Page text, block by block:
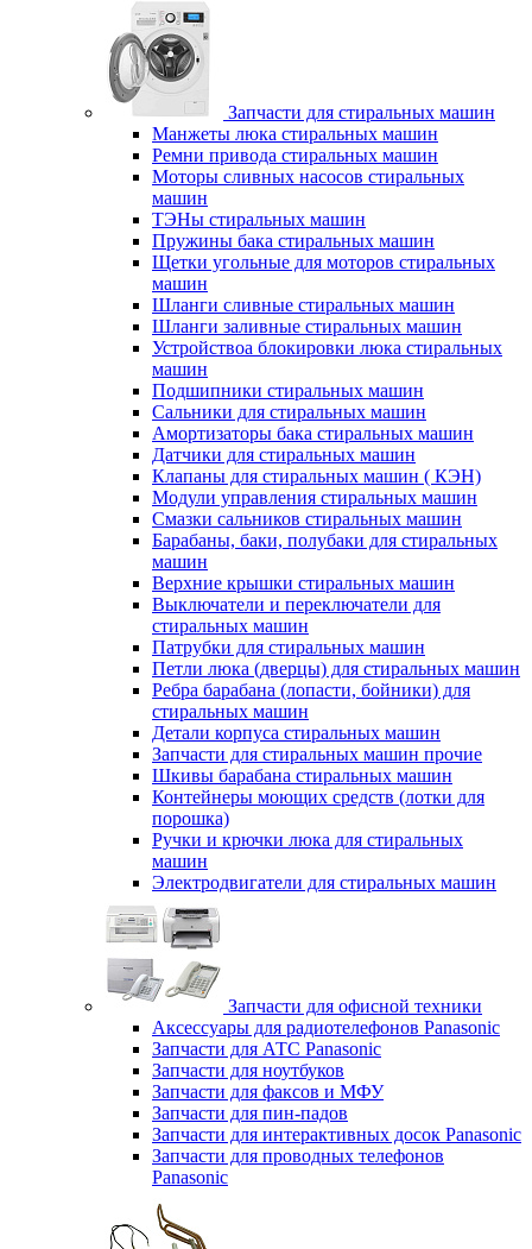
Запчасти для стиральных машин
Манжеты люка стиральных машин
Ремни привода стиральных машин
Моторы сливных насосов стиральных
машин
ТЭНы стиральных машин
Пружины бака стиральных машин
Щетки угольные для моторов стиральных
машин
Шланги сливные стиральных машин
Шланги заливные стиральных машин
Устройствоа блокировки люка стиральных
машин
Подшипники стиральных машин
Сальники для стиральных машин
Амортизаторы бака стиральных машин
Датчики для стиральных машин
Клапаны для стиральных машин ( КЭН)
Модули управления стиральных машин
Смазки сальников стиральных машин
Барабаны, баки, полубаки для стиральных
машин
Верхние крышки стиральных машин
Выключатели и переключатели для
стиральных машин
Патрубки для стиральных машин
Петли люка (дверцы) для стиральных машин
Ребра барабана (лопасти, бойники) для
стиральных машин
Детали корпуса стиральных машин
Запчасти для стиральных машин прочие
Шкивы барабана стиральных машин
Контейнеры моющих средств (лотки для
порошка)
Ручки и крючки люка для стиральных
машин
Электродвигатели для стиральных машин
Запчасти для офисной техники
Аксессуары для радиотелефонов Panasonic
Запчасти для АТС Panasonic
Запчасти для ноутбуков
Запчасти для факсов и МФУ
Запчасти для пин-падов
Запчасти для интерактивных досок Panasonic
Запчасти для проводных телефонов
Panasonic